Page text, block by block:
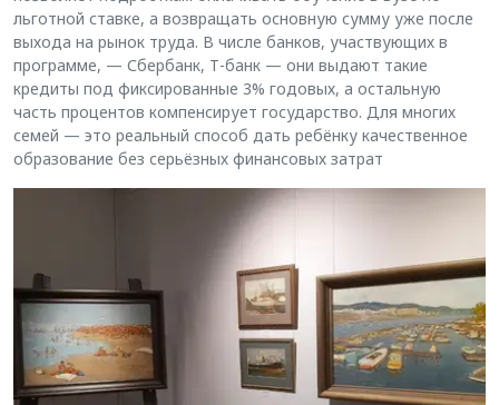
льготной ставке, а возвращать основную сумму уже после
выхода на рынок труда. В числе банков, участвующих в
программе, — Сбербанк, Т-банк — они выдают такие
кредиты под фиксированные 3% годовых, а остальную
часть процентов компенсирует государство. Для многих
семей — это реальный способ дать ребёнку качественное
образование без серьёзных финансовых затрат